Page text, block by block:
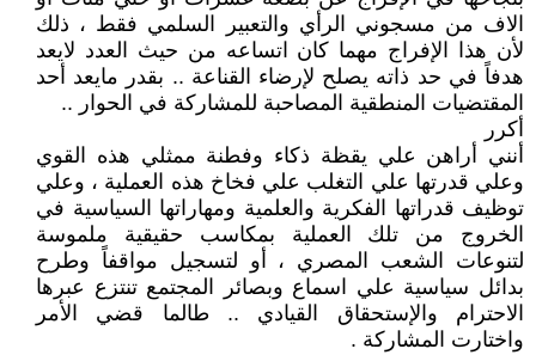
الاف من مسجوني الرأي والتعبير السلمي فقط ، ذلك
لأن هذا الإفراج مهما كان اتساعه من حيث العدد لايعد
هدفاً في حد ذاته يصلح لإرضاء القناعة .. بقدر مايعد أحد
المقتضيات المنطقية المصاحبة للمشاركة في الحوار ..
أكرر
أنني أراهن علي يقظة ذكاء وفطنة ممثلي هذه القوي
وعلي قدرتها علي التغلب علي فخاخ هذه العملية ، وعلي
توظيف قدراتها الفكرية والعلمية ومهاراتها السياسية في
الخروج من تلك العملية بمكاسب حقيقية ملموسة
لتنوعات الشعب المصري ، أو لتسجيل مواقفاً وطرح
بدائل سياسية علي اسماع وبصائر المجتمع تنتزع عبرها
الاحترام والإستحقاق القيادي .. طالما قضي الأمر
واختارت المشاركة .